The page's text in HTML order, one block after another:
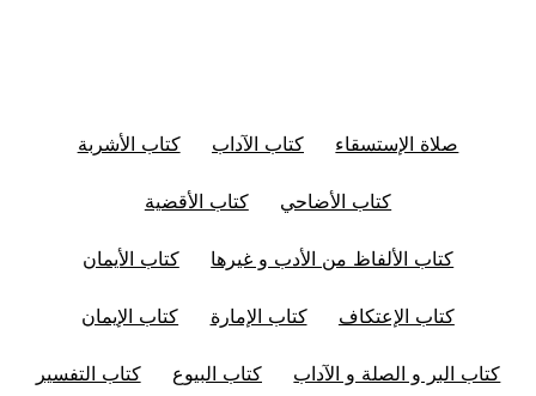
صلاة الإستسقاء كتاب الآداب كتاب الأشربة
كتاب الأضاحي كتاب الأقضية
كتاب الألفاظ من الأدب و غيرها كتاب الأيمان
كتاب الإعتكاف كتاب الإمارة كتاب الإيمان
كتاب البر و الصلة و الآداب كتاب البيوع كتاب التفسير